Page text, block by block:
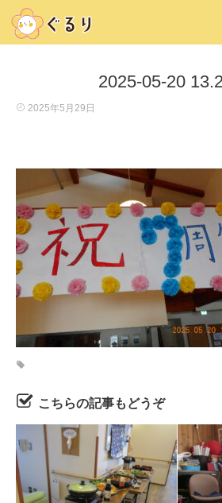
2025-05-20
2025年5月29日
こちらの記事もどうぞ